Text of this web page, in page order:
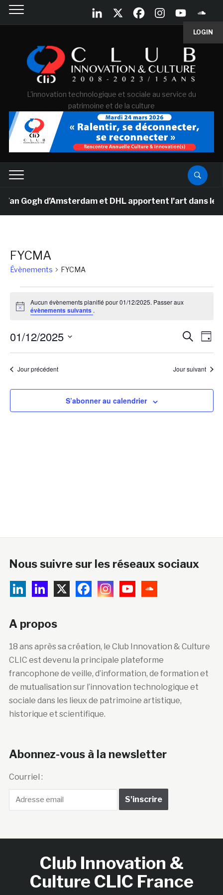
LOGIN
L'innovation technologique et sociale au service du
patrimoine et de la culture
Gogh d’Amsterdam et DHL apportent l’art dans
FYCMA
Évènements FYCMA
for
Notice
Aucun évènements planifié pour 01/12/2025. Passer aux
évènements suivants .
et
de
Jour
01/12/2025
Sélectionnez
uneJour précédent Jour suivant
S’abonner au calendrier
Nous suivre sur les réseaux sociaux
A propos
18 ans après sa création, le Club Innovation & Culture
CLIC est devenu la principale plateforme
francophone de veille, d’information, de formation et
de mutualisation sur l’innovation technologique et
sociale dans les lieux de patrimoine artistique,
historique et scientifique.
Abonnez-vous à la newsletter
Courriel :
Club Innovation &
Culture CLIC France